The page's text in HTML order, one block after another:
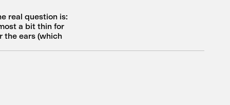
real question is:
a bit thin for
the ears (which